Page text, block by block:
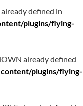
defined in
plugins/flying-
already defined
plugins/flying-